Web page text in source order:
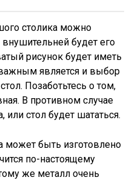
столика можно
будет его
рисунок будет иметь
является и выбор
Позаботьтесь о том,
В противном случае
или стол будет шататься.
может быть изготовлено
по-настоящему
же металл очень